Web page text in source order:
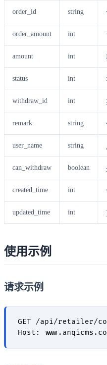
order_id string
order_amount int
amount int
status int
withdraw_id int
remark string
user_name string
can_withdraw boolean
created_time int
updated_time int
使用示例
请求示例
GET /api/retailer/